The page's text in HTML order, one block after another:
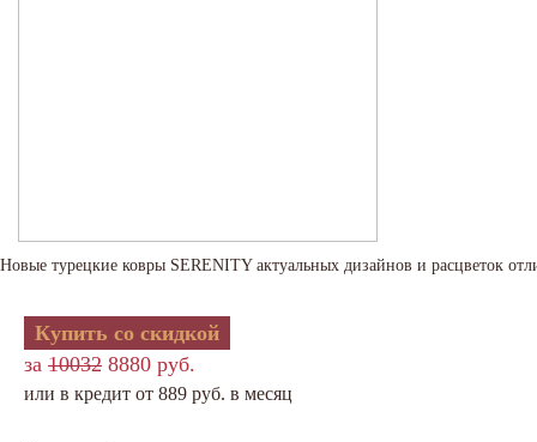
Новые турецкие ковры SERENITY актуальных дизайнов и расцветок
Купить со скидкой
за 10032 8880 руб.
или в кредит от 889 руб. в месяц